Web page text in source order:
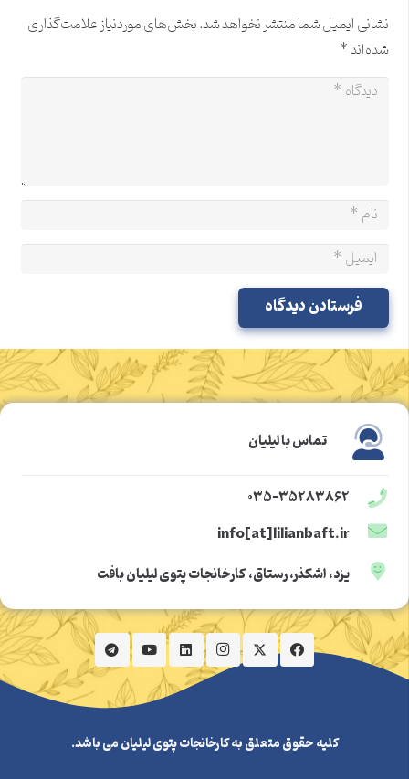
نشانی ایمیل شما منتشر نخواهد شد.بخش‌های موردنیاز علامت‌گذاری
شده‌اند*
فرستادن دیدگاه
تماس با لیلیان
۰۳۵-۳۵۲۸۳۸۶۲
info[at]lilianbaft.ir
یزد، اشکذر، رستاق، کارخانجات پتوی لیلیان بافت
کلیه حقوق متعلق به کارخانجات پتوی لیلیان می باشد.